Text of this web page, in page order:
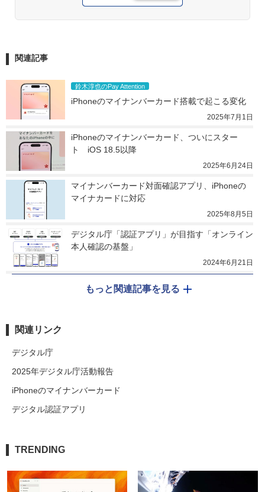
関連記事
鈴木淳也のPay Attention
iPhoneのマイナンバーカード搭載で起こる変化
2025年7月1日
iPhoneのマイナンバーカード、ついにスター
ト　iOS 18.5以降
2025年6月24日
マイナンバーカード対面確認アプリ、iPhoneの
マイナカードに対応
2025年8月5日
デジタル庁「認証アプリ」が目指す「オンライン
本人確認の基盤」
2024年6月21日
もっと関連記事を見る
関連リンク
デジタル庁
2025年デジタル庁活動報告
iPhoneのマイナンバーカード
デジタル認証アプリ
TRENDING